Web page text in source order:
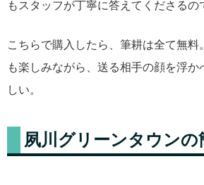
もスタッフが丁寧に答えてくださるの
こちらで購入したら、筆耕は全て無料
も楽しみながら、送る相手の顔を浮か
しい。
夙川グリーンタウンの